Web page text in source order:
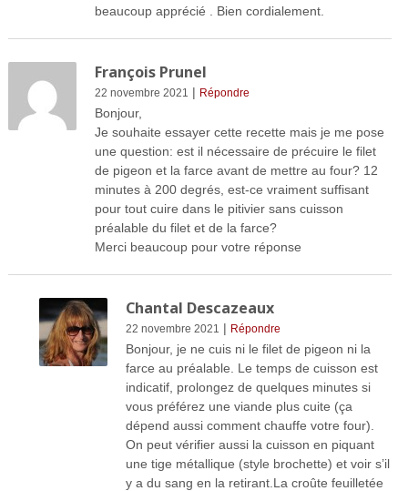
beaucoup apprécié . Bien cordialement.
François Prunel
22 novembre 2021 | Répondre
Bonjour,
Je souhaite essayer cette recette mais je me pose
une question: est il nécessaire de précuire le filet
de pigeon et la farce avant de mettre au four? 12
minutes à 200 degrés, est-ce vraiment suffisant
pour tout cuire dans le pitivier sans cuisson
préalable du filet et de la farce?
Merci beaucoup pour votre réponse
Chantal Descazeaux
22 novembre 2021 | Répondre
Bonjour, je ne cuis ni le filet de pigeon ni la
farce au préalable. Le temps de cuisson est
indicatif, prolongez de quelques minutes si
vous préférez une viande plus cuite (ça
dépend aussi comment chauffe votre four).
On peut vérifier aussi la cuisson en piquant
une tige métallique (style brochette) et voir s’il
y a du sang en la retirant.La croûte feuilletée